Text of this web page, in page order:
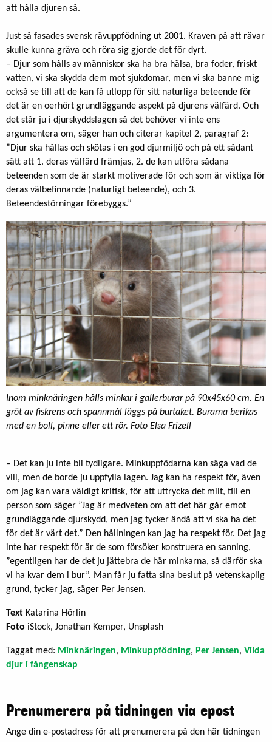
att hålla djuren så.
Just så fasades svensk rävuppfödning ut 2001. Kraven på att rävar
skulle kunna gräva och röra sig gjorde det för dyrt.
– Djur som hålls av människor ska ha bra hälsa, bra foder, friskt
vatten, vi ska skydda dem mot sjukdomar, men vi ska banne mig
också se till att de kan få utlopp för sitt naturliga beteende för
det är en oerhört grundläggande aspekt på djurens välfärd. Och
det står ju i djurskyddslagen så det behöver vi inte ens
argumentera om, säger han och citerar kapitel 2, paragraf 2:
”Djur ska hållas och skötas i en god djurmiljö och på ett sådant
sätt att 1. deras välfärd främjas, 2. de kan utföra sådana
beteenden som de är starkt motiverade för och som är viktiga för
deras välbefinnande (naturligt beteende), och 3.
Beteendestörningar förebyggs.”
Inom minknäringen hålls minkar i gallerburar på 90x45x60 cm. En
gröt av fiskrens och spannmål läggs på burtaket. Burarna berikas
med en boll, pinne eller ett rör. Foto Elsa Frizell
– Det kan ju inte bli tydligare. Minkuppfödarna kan säga vad de
vill, men de borde ju uppfylla lagen. Jag kan ha respekt för, även
om jag kan vara väldigt kritisk, för att uttrycka det milt, till en
person som säger ”Jag är medveten om att det här går emot
grundläggande djurskydd, men jag tycker ändå att vi ska ha det
för det är värt det.” Den hållningen kan jag ha respekt för. Det jag
inte har respekt för är de som försöker konstruera en sanning,
”egentligen har de det ju jättebra de här minkarna, så därför ska
vi ha kvar dem i bur”. Man får ju fatta sina beslut på vetenskaplig
grund, tycker jag, säger Per Jensen.
Text Katarina Hörlin
Foto iStock, Jonathan Kemper, Unsplash
Taggat med: Minknäringen, Minkuppfödning, Per Jensen, Vilda
djur i fångenskap
Prenumerera på tidningen via epost
Ange din e-postadress för att prenumerera på den här tidningen